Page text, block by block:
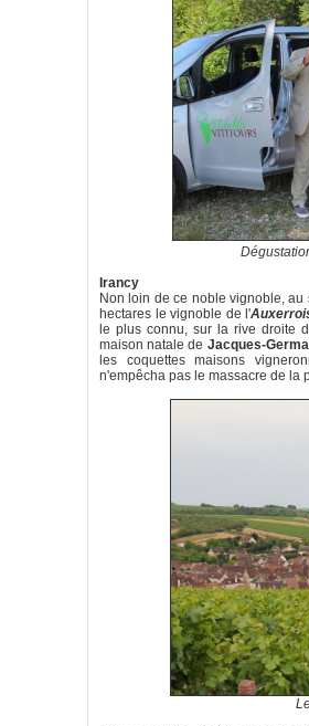
Irancy
Non loin de ce noble vignoble,
hectares le vignoble de l'
le plus connu, sur la rive droite
maison natale de Jacques-
les coquettes maisons
n'empêcha pas le massacre de la